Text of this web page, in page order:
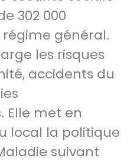
302 000
général.
les risques
accidents du
Elle met en
local la politique
suivant